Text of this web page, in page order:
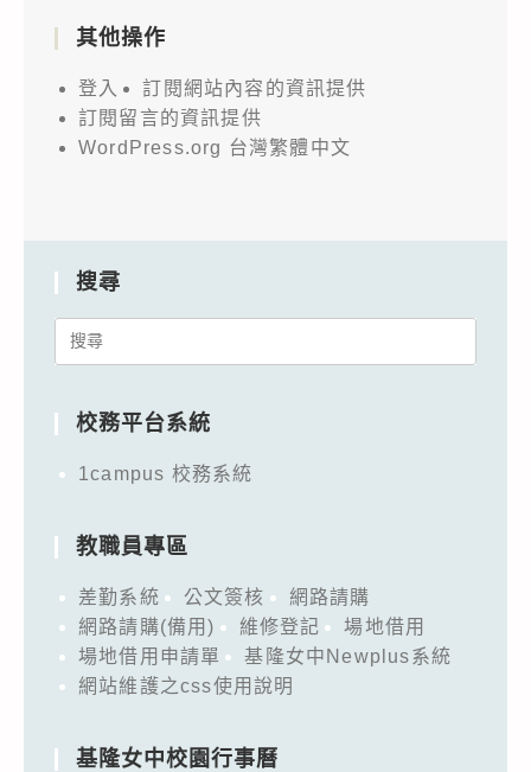
其他操作
登入
訂閱網站內容的資訊提供
訂閱留言的資訊提供
WordPress.org 台灣繁體中文
搜尋
Search
校務平台系統
1campus 校務系統
教職員專區
差勤系統 公文簽核
網路請購
網路請購(備用)
維修登記
場地借用
場地借用申請單
基隆女中Newplus系統
網站維護之css使用說明
基隆女中校園行事曆